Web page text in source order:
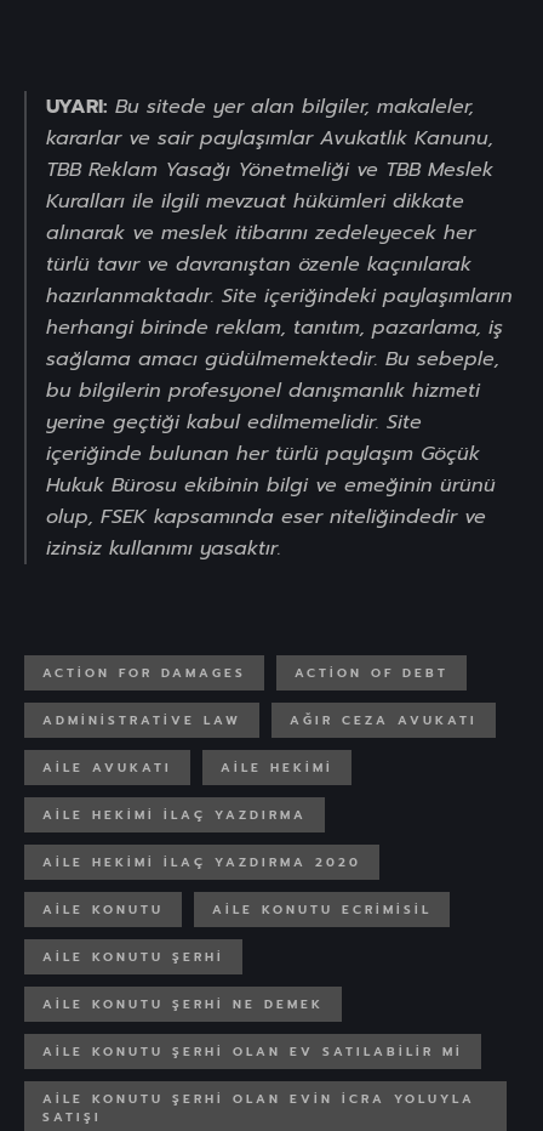
UYARI: Bu sitede yer alan bilgiler, makaleler,
kararlar ve sair paylaşımlar Avukatlık Kanunu,
TBB Reklam Yasağı Yönetmeliği ve TBB Meslek
Kuralları ile ilgili mevzuat hükümleri dikkate
alınarak ve meslek itibarını zedeleyecek her
türlü tavır ve davranıştan özenle kaçınılarak
hazırlanmaktadır. Site içeriğindeki paylaşımların
herhangi birinde reklam, tanıtım, pazarlama, iş
sağlama amacı güdülmemektedir. Bu sebeple,
bu bilgilerin profesyonel danışmanlık hizmeti
yerine geçtiği kabul edilmemelidir. Site
içeriğinde bulunan her türlü paylaşım Göçük
Hukuk Bürosu ekibinin bilgi ve emeğinin ürünü
olup, FSEK kapsamında eser niteliğindedir ve
izinsiz kullanımı yasaktır.
ACTION FOR DAMAGES ACTION OF DEBT
ADMINISTRATIVE LAW AĞIR CEZA AVUKATI
AILE AVUKATI AILE HEKIMI
AILE HEKIMI ILAÇ YAZDIRMA
AILE HEKIMI ILAÇ YAZDIRMA 2020
AILE KONUTU AILE KONUTU ECRIMISIL
AILE KONUTU ŞERHI
AILE KONUTU ŞERHI NE DEMEK
AILE KONUTU ŞERHI OLAN EV SATILABILIR MI
AILE KONUTU ŞERHI OLAN EVIN ICRA YOLUYLA
SATIŞI